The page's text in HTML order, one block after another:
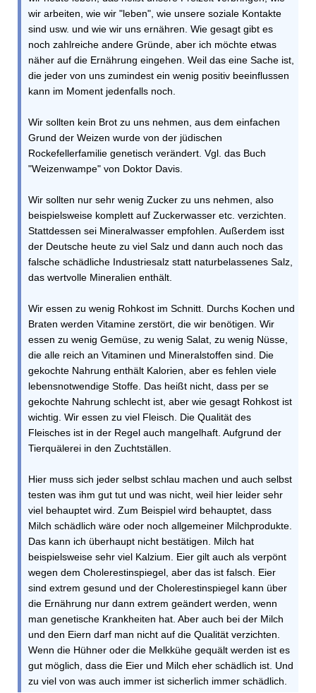
wir arbeiten, wie wir "leben", wie unsere soziale Kontakte
sind usw. und wie wir uns ernähren. Wie gesagt gibt es
noch zahlreiche andere Gründe, aber ich möchte etwas
näher auf die Ernährung eingehen. Weil das eine Sache ist,
die jeder von uns zumindest ein wenig positiv beeinflussen
kann im Moment jedenfalls noch.
Wir sollten kein Brot zu uns nehmen, aus dem einfachen
Grund der Weizen wurde von der jüdischen
Rockefellerfamilie genetisch verändert. Vgl. das Buch
"Weizenwampe" von Doktor Davis.
Wir sollten nur sehr wenig Zucker zu uns nehmen, also
beispielsweise komplett auf Zuckerwasser etc. verzichten.
Stattdessen sei Mineralwasser empfohlen. Außerdem isst
der Deutsche heute zu viel Salz und dann auch noch das
falsche schädliche Industriesalz statt naturbelassenes Salz,
das wertvolle Mineralien enthält.
Wir essen zu wenig Rohkost im Schnitt. Durchs Kochen und
Braten werden Vitamine zerstört, die wir benötigen. Wir
essen zu wenig Gemüse, zu wenig Salat, zu wenig Nüsse,
die alle reich an Vitaminen und Mineralstoffen sind. Die
gekochte Nahrung enthält Kalorien, aber es fehlen viele
lebensnotwendige Stoffe. Das heißt nicht, dass per se
gekochte Nahrung schlecht ist, aber wie gesagt Rohkost ist
wichtig. Wir essen zu viel Fleisch. Die Qualität des
Fleisches ist in der Regel auch mangelhaft. Aufgrund der
Tierquälerei in den Zuchtställen.
Hier muss sich jeder selbst schlau machen und auch selbst
testen was ihm gut tut und was nicht, weil hier leider sehr
viel behauptet wird. Zum Beispiel wird behauptet, dass
Milch schädlich wäre oder noch allgemeiner Milchprodukte.
Das kann ich überhaupt nicht bestätigen. Milch hat
beispielsweise sehr viel Kalzium. Eier gilt auch als verpönt
wegen dem Cholerestinspiegel, aber das ist falsch. Eier
sind extrem gesund und der Cholerestinspiegel kann über
die Ernährung nur dann extrem geändert werden, wenn
man genetische Krankheiten hat. Aber auch bei der Milch
und den Eiern darf man nicht auf die Qualität verzichten.
Wenn die Hühner oder die Melkkühe gequält werden ist es
gut möglich, dass die Eier und Milch eher schädlich ist. Und
zu viel von was auch immer ist sicherlich immer schädlich.